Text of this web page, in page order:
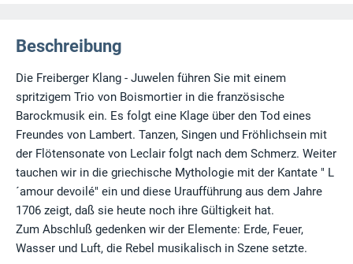
Beschreibung
Die Freiberger Klang - Juwelen führen Sie mit einem
spritzigem Trio von Boismortier in die französische
Barockmusik ein. Es folgt eine Klage über den Tod eines
Freundes von Lambert. Tanzen, Singen und Fröhlichsein mit
der Flötensonate von Leclair folgt nach dem Schmerz. Weiter
tauchen wir in die griechische Mythologie mit der Kantate " L
´amour devoilé" ein und diese Uraufführung aus dem Jahre
1706 zeigt, daß sie heute noch ihre Gültigkeit hat.
Zum Abschluß gedenken wir der Elemente: Erde, Feuer,
Wasser und Luft, die Rebel musikalisch in Szene setzte.